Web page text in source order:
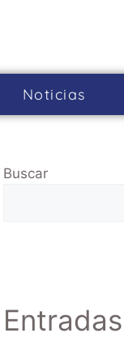
Noticias
Buscar